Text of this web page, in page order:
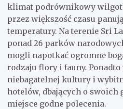
klimat podrównikowy
przez większość czasu
temperatury. Na terenie Sri
ponad 26 parków
mogli napotkać ogromne
rodzaju flory i fauny. Ponadto
niebagatelnej kultury i
hotelów, dbających o swoich
miejsce godne polecenia.